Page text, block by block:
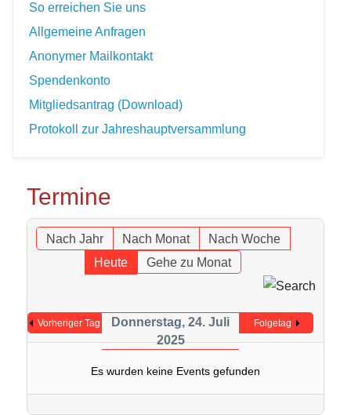
So erreichen Sie uns
Allgemeine Anfragen
Anonymer Mailkontakt
Spendenkonto
Mitgliedsantrag (Download)
Protokoll zur Jahreshauptversammlung
Termine
Nach Jahr Nach Monat
Nach Woche
Heute
Gehe zu Monat
Vorheriger Tag
Donnerstag, 24. Juli
2025
Folgetag
Es wurden keine Events gefunden